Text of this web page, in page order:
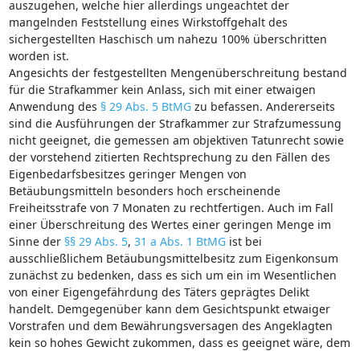
auszugehen, welche hier allerdings ungeachtet der
mangelnden Feststellung eines Wirkstoffgehalt des
sichergestellten Haschisch um nahezu 100% überschritten
worden ist.
Angesichts der festgestellten Mengenüberschreitung bestand
für die Strafkammer kein Anlass, sich mit einer etwaigen
Anwendung des § 29 Abs. 5 BtMGzu befassen. Andererseits
sind die Ausführungen der Strafkammer zur Strafzumessung
nicht geeignet, die gemessen am objektiven Tatunrecht sowie
der vorstehend zitierten Rechtsprechung zu den Fällen des
Eigenbedarfsbesitzes geringer Mengen von
Betäubungsmitteln besonders hoch erscheinende
Freiheitsstrafe von 7 Monaten zu rechtfertigen. Auch im Fall
einer Überschreitung des Wertes einer geringen Menge im
Sinne der §§ 29 Abs. 5, 31 a Abs. 1 BtMGist bei
ausschließlichem Betäubungsmittelbesitz zum Eigenkonsum
zunächst zu bedenken, dass es sich um ein im Wesentlichen
von einer Eigengefährdung des Täters geprägtes Delikt
handelt. Demgegenüber kann dem Gesichtspunkt etwaiger
Vorstrafen und dem Bewährungsversagen des Angeklagten
kein so hohes Gewicht zukommen, dass es geeignet wäre, dem